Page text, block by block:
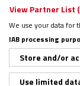
View Partner List
We use your data for
IAB processing
Store and/or
Use limited